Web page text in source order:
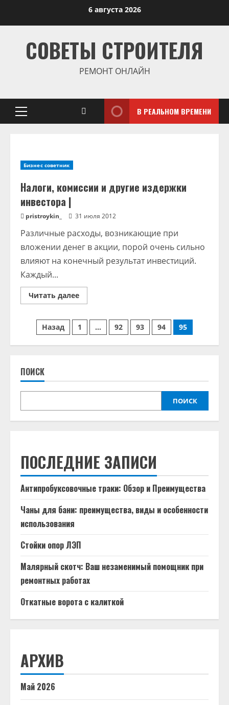
6 августа 2026
СОВЕТЫ СТРОИТЕЛЯ
РЕМОНТ ОНЛАЙН
Основное
В РЕАЛЬНОМ ВРЕМЕНИ
Бизнес советник
Налоги, комиссии и другие издержки
инвестора |
pristroykin_ 31 июля 2012
Различные расходы, возникающие при
вложении денег в акции, порой очень сильно
влияют на конечный результат инвестиций.
Каждый...
Читать далееRead
more
комиссии
и
другие
издержки
Пагинация
записей
Назад 1 … 92 93 94 95
ПОИСК
ПОИСК
ПОСЛЕДНИЕ ЗАПИСИ
Антипробуксовочные траки: Обзор и Преимущества
Чаны для бани: преимущества, виды и особенности
использования
Стойки опор ЛЭП
Малярный скотч: Ваш незаменимый помощник при
ремонтных работах
Откатные ворота с калиткой
АРХИВ
Май 2026